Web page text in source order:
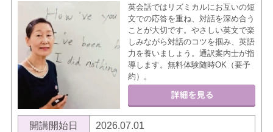
英会話ではリズミカルにお互いの短
文での応答を重ね、対話を深め合う
ことが大切です。やさしい英文で楽
しみながら対話のコツを掴み、英語
力を養いましょう。通訳案内士が指
導します。無料体験随時OK（要予
約）。
開講開始日 2026.07.01